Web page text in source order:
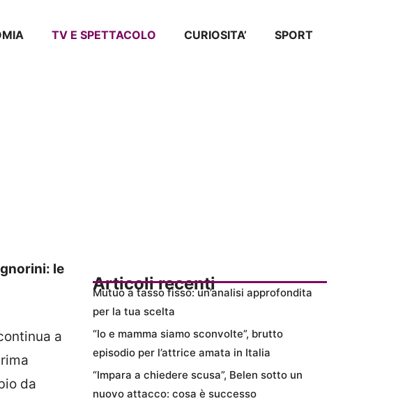
TV E SPETTACOLO CURIOSITA’ SPORT
le
a
da
Articoli recenti
Mutuo a tasso fisso: un’analisi approfondita
per la tua scelta
“Io e mamma siamo sconvolte”, brutto
episodio per l’attrice amata in Italia
“Impara a chiedere scusa”, Belen sotto un
nuovo attacco: cosa è successo